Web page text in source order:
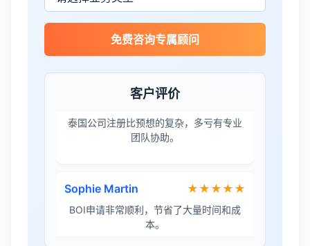
免费咨询专属顾问
客户评价
★★★★☆
泰国公司注册比预想的复杂，多亏有专业
Sophie Martin ★★★★★
BOI申请非常顺利，节省了大量时间和成
李女士 ★★★★★
境外投资备案流程清晰，顾问非常耐心解